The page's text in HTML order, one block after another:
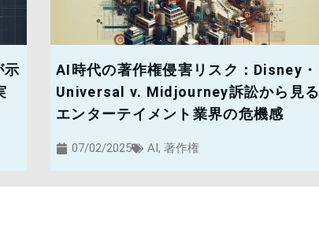
示
AI時代の著作権侵害リスク：Disney・
Universal v. Midjourney訴訟から見る
エンターテイメント業界の危機感
07/02/2025 AI,著作権